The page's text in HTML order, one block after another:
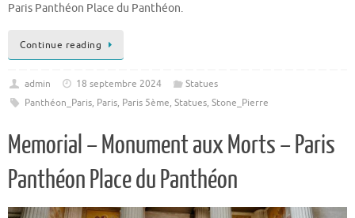
Paris Panthéon Place du Panthéon.
Continue reading
admin 18 septembre 2024
Statues
Panthéon_Paris, Paris, Paris 5ème, Statues, Stone_Pierre
Memorial – Monument aux Morts – Paris
Panthéon Place du Panthéon